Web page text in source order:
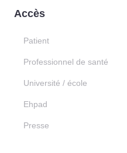
Accès
Patient
Professionnel de santé
Université / école
Ehpad
Presse